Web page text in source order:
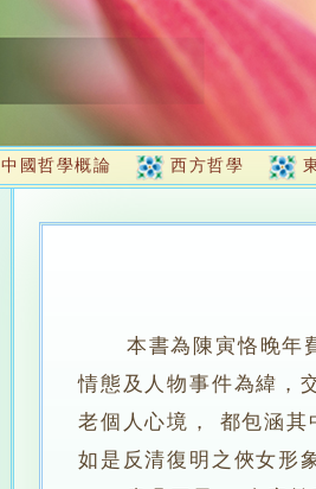
中國哲學概論 西方哲學
本書為陳寅恪晚年
情態及人物事件為緯，
老個人心境， 都包涵
如是反清復明之俠女形